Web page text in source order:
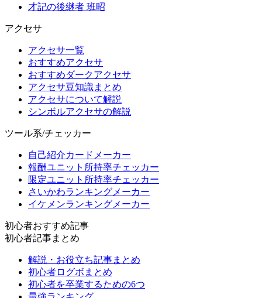
才記の後継者 班昭
アクセサ
アクセサ一覧
おすすめアクセサ
おすすめダークアクセサ
アクセサ豆知識まとめ
アクセサについて解説
シンボルアクセサの解説
ツール系/チェッカー
自己紹介カードメーカー
報酬ユニット所持率チェッカー
限定ユニット所持率チェッカー
さいかわランキングメーカー
イケメンランキングメーカー
初心者おすすめ記事
初心者記事まとめ
解説・お役立ち記事まとめ
初心者ログボまとめ
初心者を卒業するための6つ